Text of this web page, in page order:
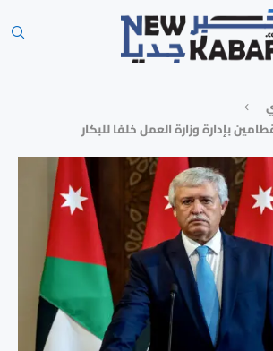
بإدارة وزارة العمل خلفا للبكار